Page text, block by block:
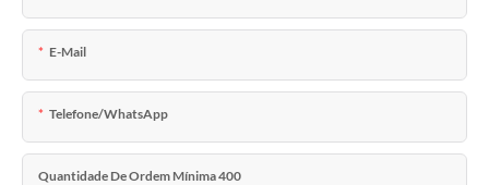
E-Mail
Telefone/WhatsApp
Quantidade De Ordem Mínima 400